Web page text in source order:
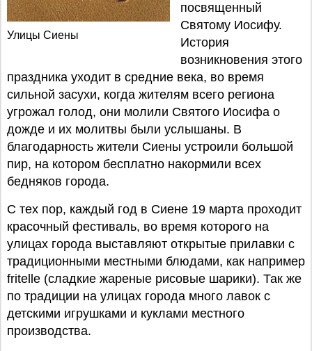
Улицы Сиены
посвященный
Святому Иосифу.
История
возникновения этого
праздника уходит в средние века, во время
сильной засухи, когда жителям всего региона
угрожал голод, они молили Святого Иосифа о
дожде и их молитвы были услышаны. В
благодарность жители Сиены устроили большой
пир, на котором бесплатно накормили всех
бедняков города.
С тех пор, каждый год в Сиене 19 марта проходит
красочный фестиваль, во время которого на
улицах города выставляют открытые прилавки с
традиционными местными блюдами, как например
fritelle (сладкие жареные рисовые шарики). Так же
по традиции на улицах города много лавок с
детскими игрушками и куклами местного
производства.